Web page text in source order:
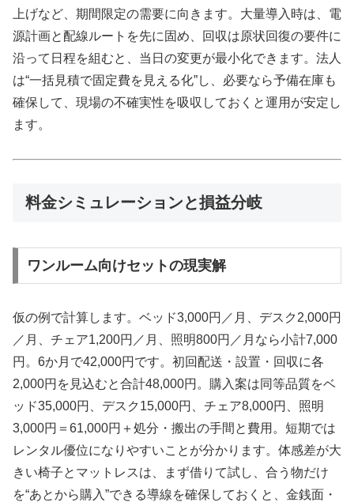
上げなど、期間限定の需要に向きます。大量導入時は、電
源計画と配線ルートを先に固め、回収は原状回復の要件に
沿って日程を組むと、当日の変更が最小化できます。法人
は“一括見積で固定費を見える化”し、必要なら予備在庫も
確保して、現場の不確実性を吸収しておくと運用が安定し
ます。
料金シミュレーションと損益分岐
ワンルーム向けセットの現実解
仮の例で計算します。ベッド3,000円／月、デスク2,000円
／月、チェア1,200円／月、照明800円／月なら小計7,000
円。6か月で42,000円です。初回配送・設置・回収に各
2,000円を見込むと合計48,000円。購入案は同等品質をベ
ッド35,000円、デスク15,000円、チェア8,000円、照明
3,000円＝61,000円＋処分・搬出の手間と費用。短期では
レンタル優位になりやすいことが分かります。体感差が大
きい椅子とマットレスは、まず借りて試し、合う物だけ
を“あとから購入”できる導線を確保しておくと、金銭面・